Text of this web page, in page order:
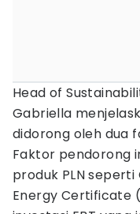
Head of
Gabriella
didorong oleh dua
Faktor pendorong
produk PLN
Energy Certificate